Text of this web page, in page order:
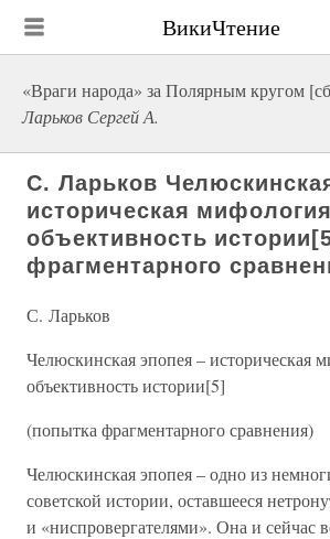
ВикиЧтение
«Враги народа» за Полярным кругом
Ларьков Сергей А.
С. Ларьков
историческая
объективность
фрагментарного
С. Ларьков
Челюскинская эпопея – историческая
объективность истории[5]
(попытка фрагментарного сравнения)
Челюскинская эпопея – одно из
советской истории, оставшееся
и «ниспровергателями». Она и сейчас